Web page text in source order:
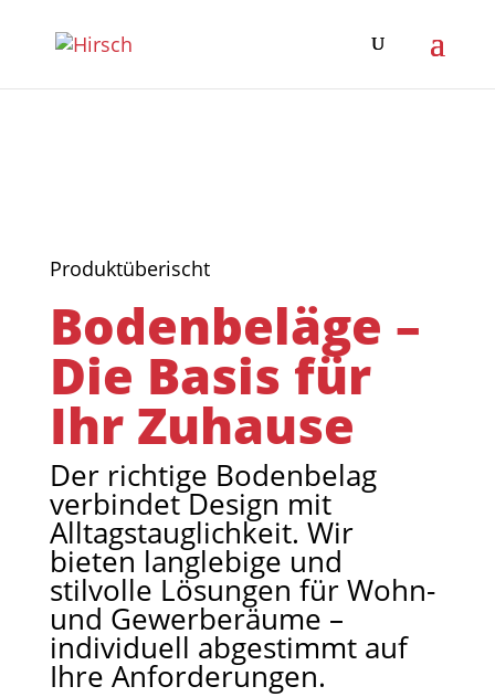
Produktüberischt
Bodenbeläge –
Die Basis für
Ihr Zuhause
Der richtige Bodenbelag
verbindet Design mit
Alltagstauglichkeit. Wir
bieten langlebige und
stilvolle Lösungen für Wohn-
und Gewerberäume –
individuell abgestimmt auf
Ihre Anforderungen.